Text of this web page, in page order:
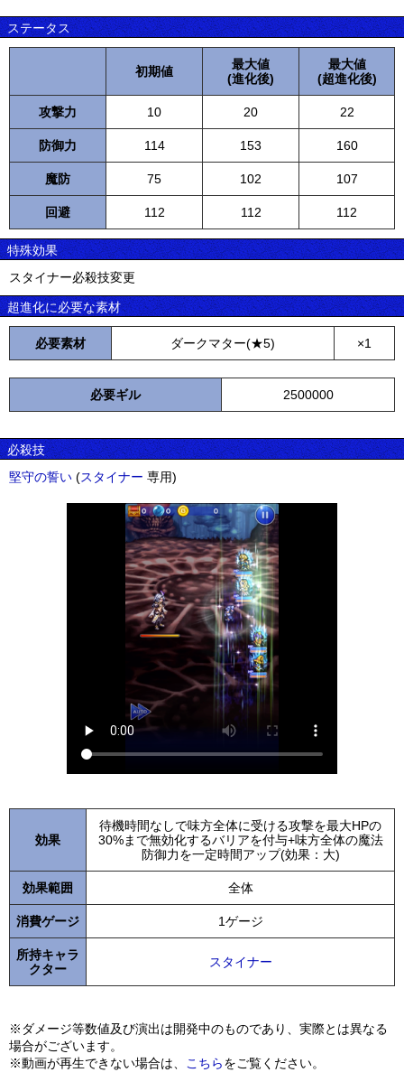
ステータス
初期値
最大値
(進化後)
最大値
(超進化後)
攻撃力 10 20 22
防御力 114 153 160
魔防 75 102 107
回避 112 112 112
特殊効果
スタイナー必殺技変更
超進化に必要な素材
必要素材 ダークマター(★5) ×1
必要ギル 2500000
必殺技
堅守の誓い (スタイナー 専用)
効果
待機時間なしで味方全体に受ける攻撃を最大HPの
30%まで無効化するバリアを付与+味方全体の魔法
防御力を一定時間アップ(効果：大)
効果範囲 全体
消費ゲージ 1ゲージ
所持キャラ
クター
スタイナー
※ダメージ等数値及び演出は開発中のものであり、実際とは異なる
場合がございます。
※動画が再生できない場合は、
こちらをご覧ください。